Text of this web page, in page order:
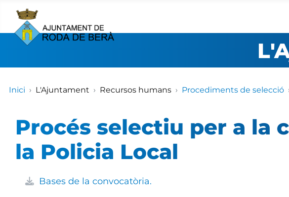
Inici L'Ajuntament Recursos humans Procediments de selecció
Procés selectiu per a la
la Policia Local
Bases de la convocatòria.